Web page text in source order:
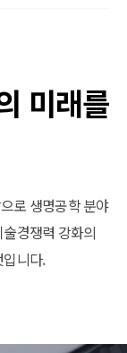
미래를
로 생명공학 분야
경쟁력 강화의
니다.